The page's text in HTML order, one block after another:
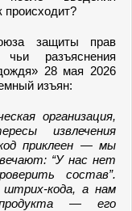
происходит?
защиты прав
разъяснения
28 мая 2026
изъян:
организация,
извлечения
приклеен — мы
“У нас нет
состав”.
штрих-кода, а нам
продукта — его